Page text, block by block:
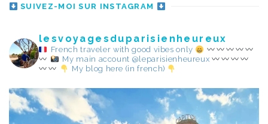
SUIVEZ-MOI SUR INSTAGRAM
lesvoyagesduparisienheureux
French traveler with good vibes only
My main account @leparisienheureux
My blog here (in french)